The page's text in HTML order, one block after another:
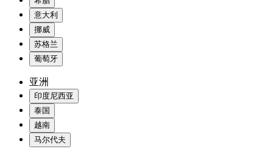
意大利
挪威
苏格兰
葡萄牙
亚洲
印度尼西亚
泰国
越南
马尔代夫